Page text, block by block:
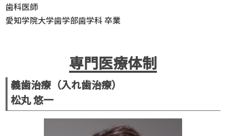
歯科医師
愛知学院大学歯学部歯学科 卒業
専門医療体制
義歯治療（入れ歯治療）
松丸 悠一